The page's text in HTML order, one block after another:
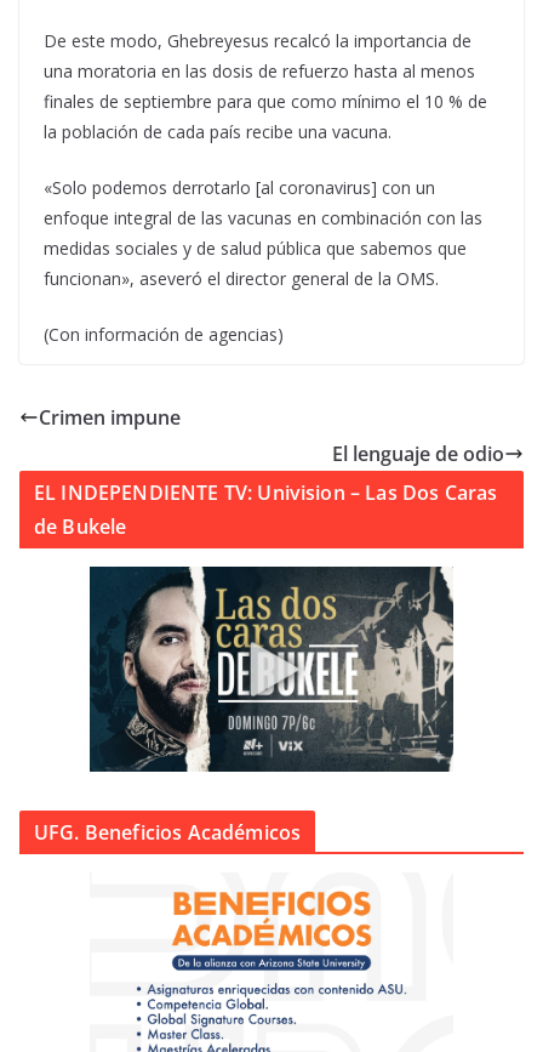
De este modo, Ghebreyesus recalcó la importancia de
una moratoria en las dosis de refuerzo hasta al menos
finales de septiembre para que como mínimo el 10 % de
la población de cada país recibe una vacuna.
«Solo podemos derrotarlo [al coronavirus] con un
enfoque integral de las vacunas en combinación con las
medidas sociales y de salud pública que sabemos que
funcionan», aseveró el director general de la OMS.
(Con información de agencias)
Crimen impune
El lenguaje de odio
EL INDEPENDIENTE TV: Univision – Las Dos Caras
de Bukele
UFG. Beneficios Académicos